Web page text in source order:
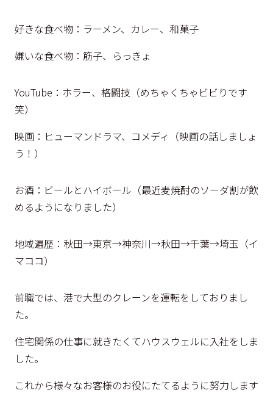
好きな食べ物：ラーメン、カレー、和菓子
嫌いな食べ物：筋子、らっきょ
YouTube：ホラー、格闘技（めちゃくちゃビビりです
笑）
映画：ヒューマンドラマ、コメディ（映画の話しましょ
う！）
お酒：ビールとハイボール（最近麦焼酎のソーダ割が飲
めるようになりました）
地域遍歴：秋田→東京→神奈川→秋田→千葉→埼玉（イ
マココ）
前職では、港で大型のクレーンを運転をしておりまし
た。
住宅関係の仕事に就きたくてハウスウェルに入社をしま
した。
これから様々なお客様のお役にたてるように努力します